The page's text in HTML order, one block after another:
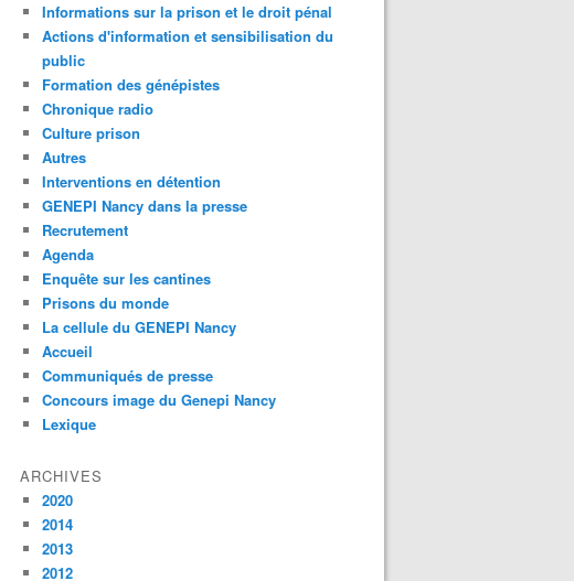
Informations sur la prison et le droit pénal
Actions d'information et sensibilisation du
public
Formation des génépistes
Chronique radio
Culture prison
Autres
Interventions en détention
GENEPI Nancy dans la presse
Recrutement
Agenda
Enquête sur les cantines
Prisons du monde
La cellule du GENEPI Nancy
Accueil
Communiqués de presse
Concours image du Genepi Nancy
Lexique
ARCHIVES
2020
2014
2013
2012